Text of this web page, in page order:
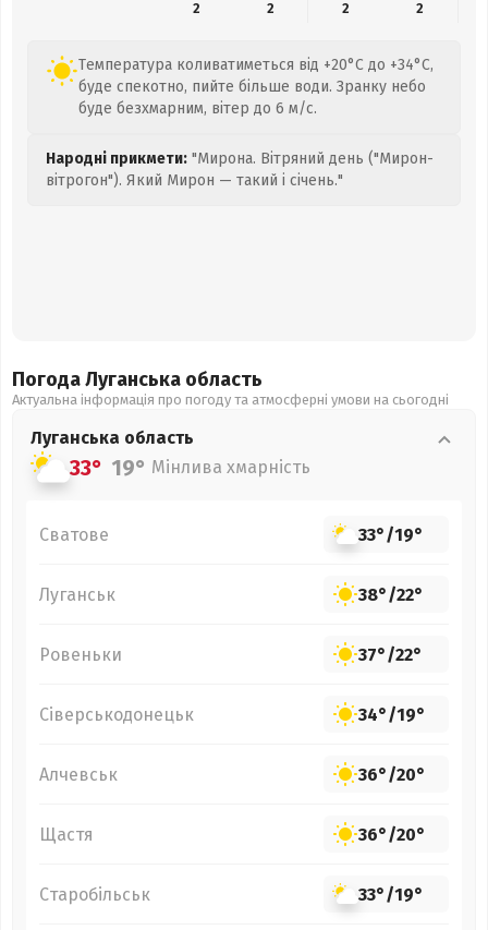
2
2 2 2
Температура коливатиметься від +20°C до +34°C,
буде спекотно, пийте більше води. Зранку небо
буде безхмарним, вітер до 6 м/с.
Народні прикмети: "Мирона. Вітряний день ("Мирон-
вітрогон"). Який Мирон — такий і січень."
Погода Луганська область
Актуальна інформація про погоду та атмосферні умови на сьогодні
Луганська область
33° 19° Мінлива хмарність
Сватове 33°/19°
Луганськ 38°/22°
Ровеньки 37°/22°
Сіверськодонецьк 34°/19°
Алчевськ 36°/20°
Щастя 36°/20°
Старобільськ 33°/19°